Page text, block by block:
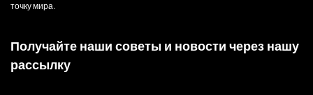
точку мира.
Получайте наши советы и новости через нашу
рассылку